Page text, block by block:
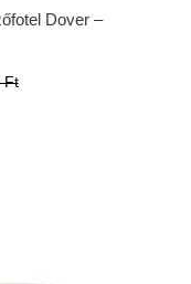
Dover –
Ft